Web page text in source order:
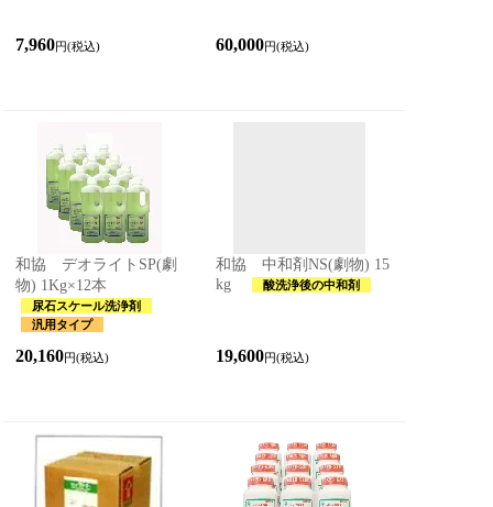
7,960円(税込) 60,000円(税込)
和協 デオライトSP(劇
物) 1Kg×12本
尿石スケール洗浄剤
汎用タイプ
20,160円(税込)
和協 中和剤NS(劇物) 15
kg
酸洗浄後の中和剤
19,600円(税込)